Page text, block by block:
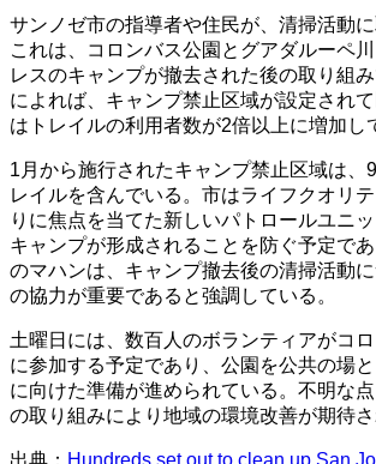
サンノゼ市の指導者や住民が、清掃活動に
これは、コロンバス公園とグアダルーペ
レスのキャンプが撤去された後の取り組
によれば、キャンプ禁止区域が設定され
はトレイルの利用者数が2倍以上に増加し
1月から施行されたキャンプ禁止区域は、
レイルを含んでいる。市はライフクオリ
りに焦点を当てた新しいパトロールユニ
キャンプが形成されることを防ぐ予定で
のマハンは、キャンプ撤去後の清掃活動
の協力が重要であると強調している。
土曜日には、数百人のボランティアがコ
に参加する予定であり、公園を公共の場
に向けた準備が進められている。不明な
の取り組みにより地域の環境改善が期待さ
出典： Hundreds set out to clean up San